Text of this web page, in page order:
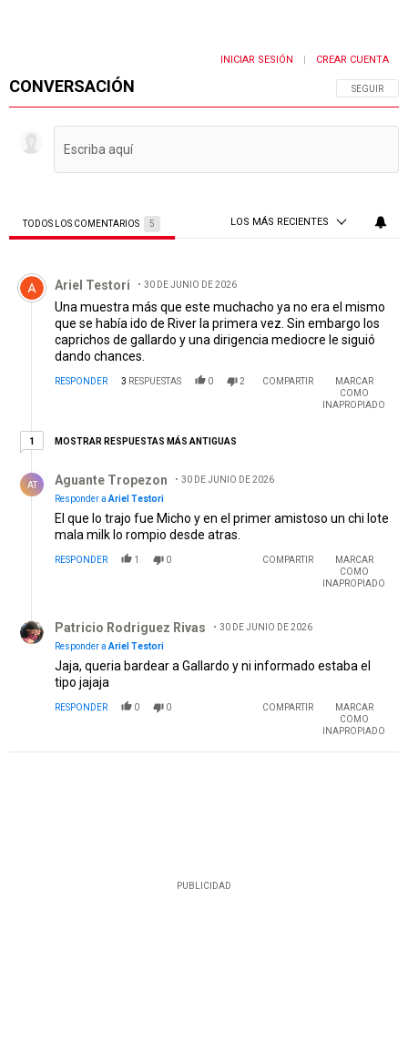
CONVERSACIÓN SIGA ESTA
SEGUIR
INICIAR SESIÓN CREAR CUENTA
TODOS LOS COMENTARIOS 5 LOS MÁS RECIENTES
Comentario de Ariel Testori.
Ariel Testori 30 DE JUNIO DE 2026
Una muestra más que este muchacho ya no era el mismo
que se había ido de River la primera vez. Sin embargo los
caprichos de gallardo y una dirigencia mediocre le siguió
dando chances.
RESPONDER 3 RESPUESTAS 0 2 COMPARTIR
MARCAR
COMO
INAPROPIADO
11 respuesta más antiguas
MOSTRAR RESPUESTAS MÁS ANTIGUAS
AT Aguante Tropezon
30 DE JUNIO DE 2026
Responder aAriel Testori
El que lo trajo fue Micho y en el primer amistoso un chi lote
mala milk lo rompio desde atras.
RESPONDER 1 0 COMPARTIR
MARCAR
COMO
INAPROPIADO
Patricio Rodriguez Rivas
30 DE JUNIO DE 2026
Responder aAriel Testori
Jaja, queria bardear a Gallardo y ni informado estaba el
tipo jajaja
RESPONDER 0 0 COMPARTIR
MARCAR
COMO
INAPROPIADO
PUBLICIDAD